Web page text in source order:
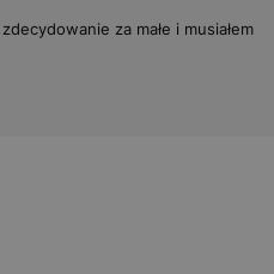
za małe i musiałem